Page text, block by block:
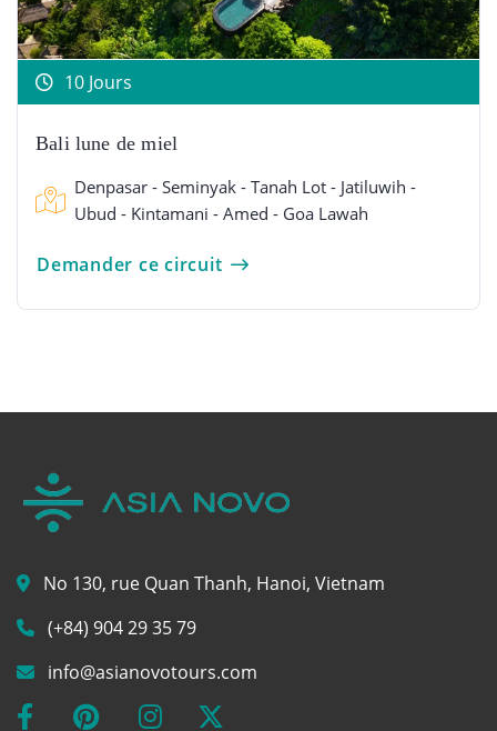
10 Jours
Bali lune de miel
Denpasar - Seminyak - Tanah Lot - Jatiluwih -
Ubud - Kintamani - Amed - Goa Lawah
Demander ce circuit
No 130, rue Quan Thanh, Hanoi, Vietnam
(+84) 904 29 35 79
info@asianovotours.com